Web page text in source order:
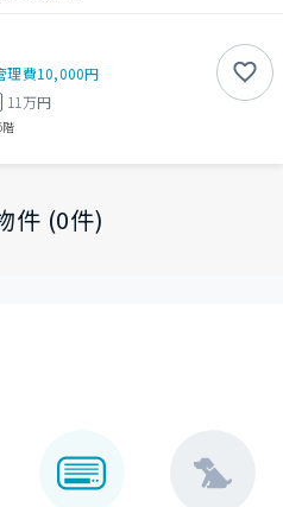
理費10,000円
11万円
階
件 (0件)